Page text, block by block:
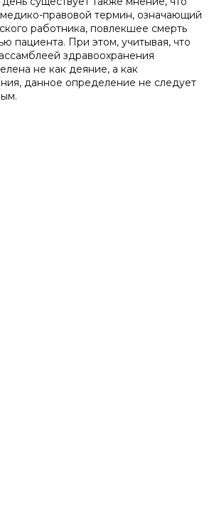
правовой термин, означающий
работника, повлекшее смерть
пациента. При этом, учитывая, что
здравоохранения
не как деяние, а как
данное определение не следует